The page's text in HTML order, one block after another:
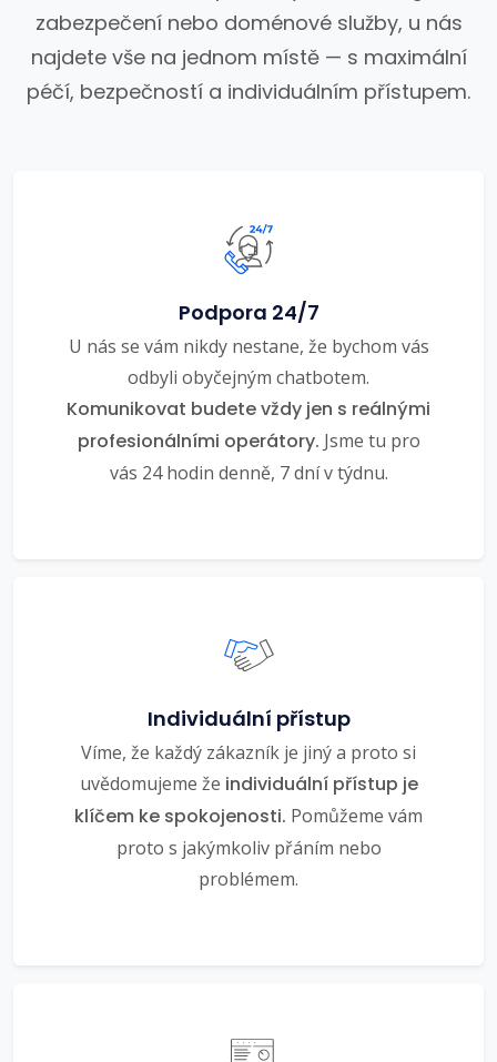
zabezpečení nebo doménové služby, u nás
najdete vše na jednom místě — s maximální
péčí, bezpečností a individuálním přístupem.
Podpora 24/7
U nás se vám nikdy nestane, že bychom vás
odbyli obyčejným chatbotem.
Komunikovat budete vždy jen s reálnými
profesionálními operátory. Jsme tu pro
vás 24 hodin denně, 7 dní v týdnu.
Individuální přístup
Víme, že každý zákazník je jiný a proto si
uvědomujeme že individuální přístup je
klíčem ke spokojenosti. Pomůžeme vám
proto s jakýmkoliv přáním nebo
problémem.